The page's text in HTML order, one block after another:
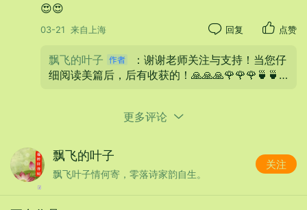
😍😍
03-21 来自上海 回复 点赞
飘飞的叶子
：谢谢老师关注与支持！当您仔
细阅读美篇后，后有收获的！🙏🙏🙏🌹🌹🌹🍵🍵
更多评论
飘飞的叶子
飘飞叶子情何寄，零落诗家韵自生。
关注